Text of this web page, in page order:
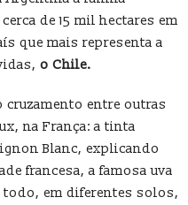
de 15 mil hectares em
que mais representa a
o Chile.
cruzamento entre outras
na França: a tinta
Blanc, explicando
francesa, a famosa uva
todo, em diferentes solos,